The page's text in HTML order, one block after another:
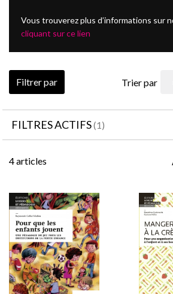
Vous trouverez plus d’informations sur
cliquant sur ce lien
4articles
Trier par
Filtrer par
FILTRES ACTIFS